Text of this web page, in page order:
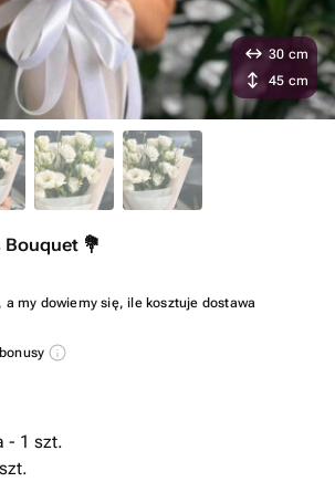
💐
, a my dowiemy się, ile kosztuje dostawa
- 1 szt.
30 cm
45 cm